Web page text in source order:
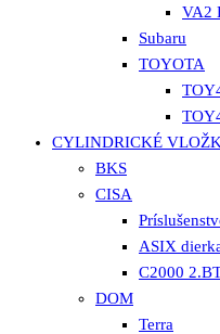
VA2
Subaru
TOYOTA
CYLINDRICKÉ
BKS
CISA
ASIX
C2000
DOM
Terra